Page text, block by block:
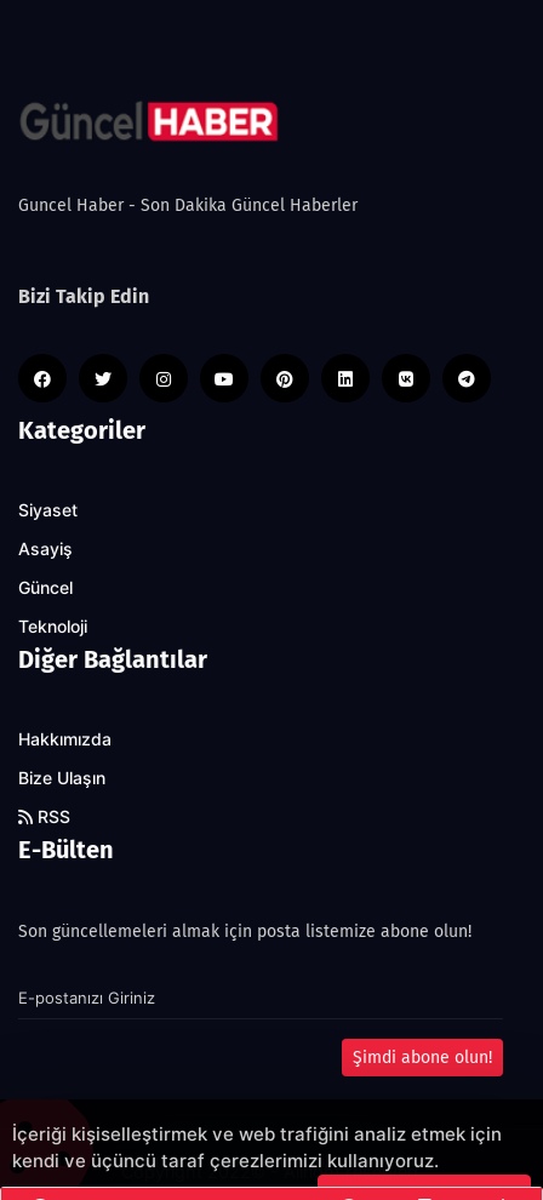
Guncel Haber - Son Dakika Güncel Haberler
Bizi Takip Edin
Kategoriler
Siyaset
Asayiş
Güncel
Teknoloji
Diğer Bağlantılar
Hakkımızda
Bize Ulaşın
RSS
E-Bülten
Son güncellemeleri almak için posta listemize abone olun!
Şimdi abone olun!
Copyright 2022© - Allright reserved.
İçeriği kişiselleştirmek ve web trafiğini analiz etmek için
kendi ve üçüncü taraf çerezlerimizi kullanıyoruz.